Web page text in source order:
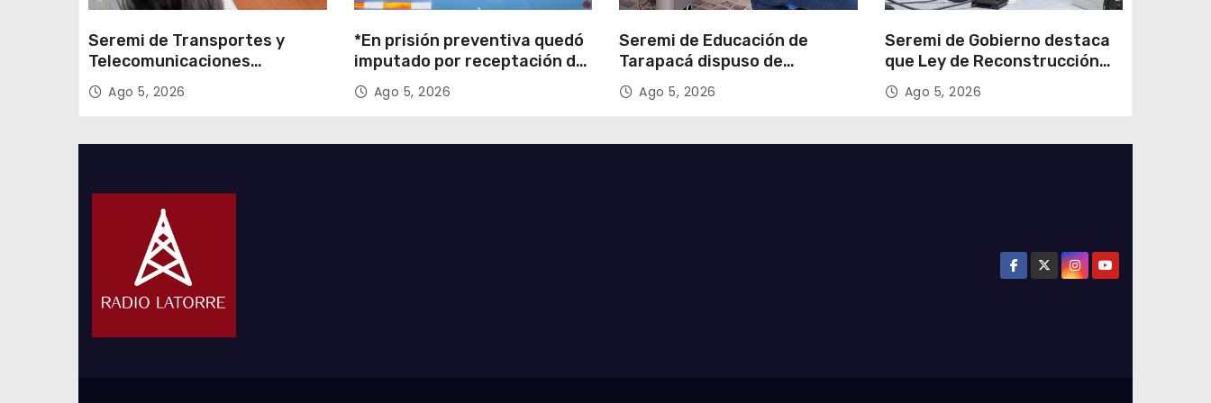
Seremi de Transportes y
Telecomunicaciones
encabezó primera mesa de
coordinación para el retiro de
Ago 5, 2026
*En prisión preventiva quedó
imputado por receptación de
cigarrillos avaluados en
$1.600 millones*
Ago 5, 2026
Seremi de Educación de
Tarapacá dispuso de
facilitadores para apoyar
proceso de Admisión Escolar
Ago 5, 2026
Seremi de Gobierno destaca
que Ley de Reconstrucción
Nacional impulsará la
inversión y el empleo en
Ago 5, 2026